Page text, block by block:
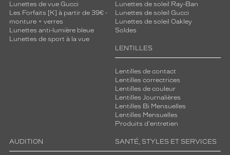
Lunettes de vue Gucci
Les Forfaits [K] à partir de 39€ -
monture + verres
Lunettes anti-lumière bleue
Lunettes de sport à la vue
Lunettes de soleil Ray-Ban
Lunettes de soleil Gucci
Lunettes de soleil Oakley
Soldes
LENTILLES
Lentilles de contact
Lentilles correctrices
Lentilles de couleur
Lentilles Journalières
Lentilles Bi Mensuelles
Lentilles Mensuelles
Produits d'entretien
AUDITION SANTÉ, STYLES ET SERVICES